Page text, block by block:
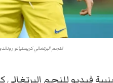
النجم البرتغالي كريستيانو رونالدو
فيديو للنجم البرتغالي